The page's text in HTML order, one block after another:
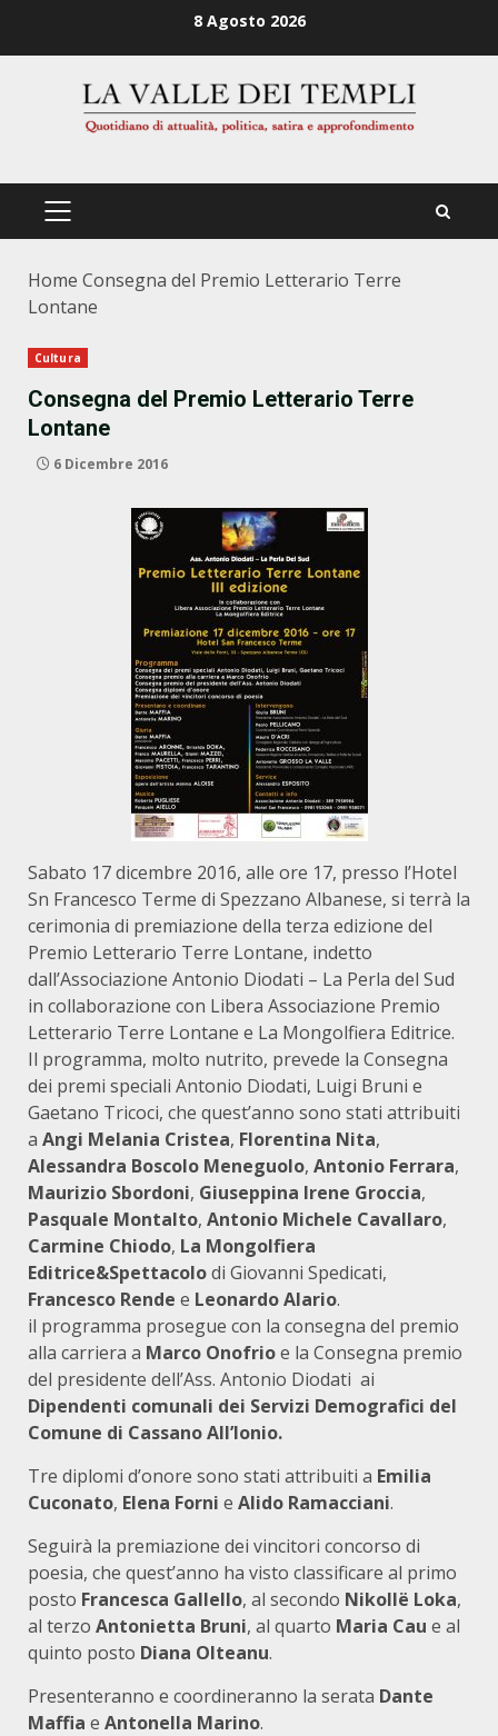
8 Agosto 2026
PRIMÄRES
Home Consegna del Premio Letterario Terre
Lontane
Cultura
Consegna del Premio Letterario Terre
Lontane
6 Dicembre 2016
Sabato 17 dicembre 2016, alle ore 17, presso l’Hotel
Sn Francesco Terme di Spezzano Albanese, si terrà la
cerimonia di premiazione della terza edizione del
Premio Letterario Terre Lontane, indetto
dall’Associazione Antonio Diodati – La Perla del Sud
in collaborazione con Libera Associazione Premio
Letterario Terre Lontane e La Mongolfiera Editrice.
Il programma, molto nutrito, prevede la Consegna
dei premi speciali Antonio Diodati, Luigi Bruni e
Gaetano Tricoci, che quest’anno sono stati attribuiti
a Angi Melania Cristea, Florentina Nita,
Alessandra Boscolo Meneguolo, Antonio Ferrara,
Maurizio Sbordoni, Giuseppina Irene Groccia,
Pasquale Montalto, Antonio Michele Cavallaro,
Carmine Chiodo, La Mongolfiera
Editrice&Spettacolodi Giovanni Spedicati,
Francesco Rende e Leonardo Alario.
il programma prosegue con la consegna del premio
alla carriera a Marco Onofrioe la Consegna premio
del presidente dell’Ass. Antonio Diodati ai
Dipendenti comunali dei Servizi Demografici del
Comune di Cassano All’Ionio.
Tre diplomi d’onore sono stati attribuiti a Emilia
Cuconato, Elena Forni e Alido Ramacciani.
Seguirà la premiazione dei vincitori concorso di
poesia, che quest’anno ha visto classificare al primo
posto Francesca Gallello, al secondo Nikollë Loka,
al terzo Antonietta Bruni, al quarto Maria Cau e al
quinto posto Diana Olteanu.
Presenteranno e coordineranno la serata Dante
Maffia e Antonella Marino.